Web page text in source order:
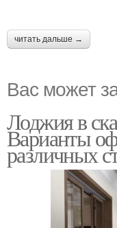
читать дальше →
Вас может
Лоджия в
Варианты
различных